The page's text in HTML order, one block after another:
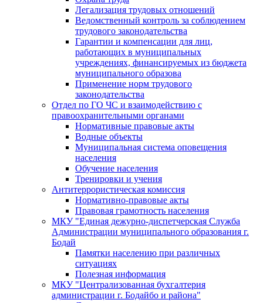
Легализация трудовых отношений
Ведомственный контроль за соблюдением
трудового законодательства
Гарантии и компенсации для лиц,
работающих в муниципальных
учреждениях, финансируемых из бюджета
муниципального образова
Применение норм трудового
законодательства
Отдел по ГО ЧС и взаимодействию с
правоохранительными органами
Нормативные правовые акты
Водные объекты
Муниципальная система оповещения
населения
Обучение населения
Тренировки и учения
Антитеррористическая комиссия
Нормативно-правовые акты
Правовая грамотность населения
МКУ "Единая дежурно-диспетчерская Служба
Администрации муниципального образования г.
Бодай
Памятки населению при различных
ситуациях
Полезная информация
МКУ "Централизованная бухгалтерия
администрации г. Бодайбо и района"